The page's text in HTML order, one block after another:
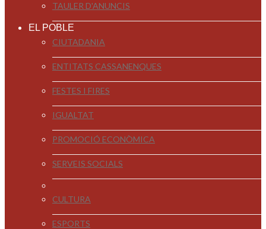
TAULER D'ANUNCIS
EL POBLE
CIUTADANIA
ENTITATS CASSANENQUES
FESTES I FIRES
IGUALTAT
PROMOCIÓ ECONÒMICA
SERVEIS SOCIALS
CULTURA
ESPORTS